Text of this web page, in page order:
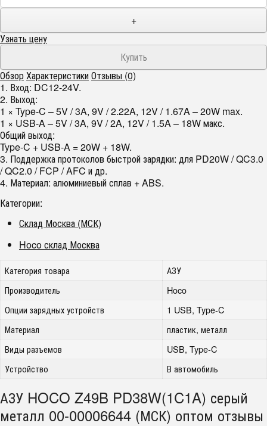
+
Узнать цену
ОбзорХарактеристикиОтзывы (0)
1. Вход: DC12-24V.
2. Выход:
1 × Type-C – 5V / 3A, 9V / 2.22A, 12V / 1.67A – 20W max.
1 × USB-A – 5V / 3A, 9V / 2A, 12V / 1.5A – 18W макс.
Общий выход:
Type-C + USB-A = 20W + 18W.
3. Поддержка протоколов быстрой зарядки: для PD20W / QC3.0
/ QC2.0 / FCP / AFC и др.
4. Материал: алюминиевый сплав + ABS.
Категории:
Склад Москва (МСК)
Hoco склад Москва
Категория товара
АЗУ
Производитель
Hoco
Опции зарядных устройств
1 USB, Type-C
Материал
пластик, металл
Виды разъемов
USB, Type-C
Устройство
В автомобиль
АЗУ HOCO Z49B PD38W(1C1A) серый
металл 00-00006644 (МСК) оптом отзывы